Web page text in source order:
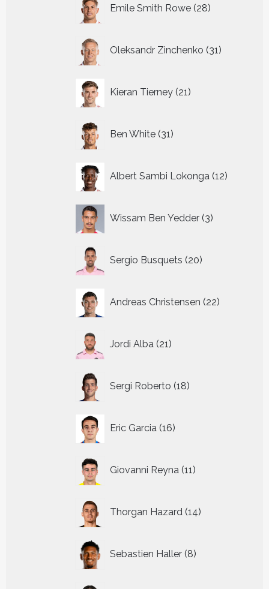
Emile Smith Rowe 28
producten
Oleksandr Zinchenko 31
producten
Kieran Tierney 21
producten
Ben White 31
producten
Albert Sambi Lokonga 12
Wissam Ben Yedder 3
producten
Sergio Busquets 20
producten
Andreas Christensen 22
producten
Jordi Alba 21
producten
Sergi Roberto 18
producten
Eric Garcia 16
producten
Giovanni Reyna 11
producten
Thorgan Hazard 14
producten
Sebastien Haller 8
producten